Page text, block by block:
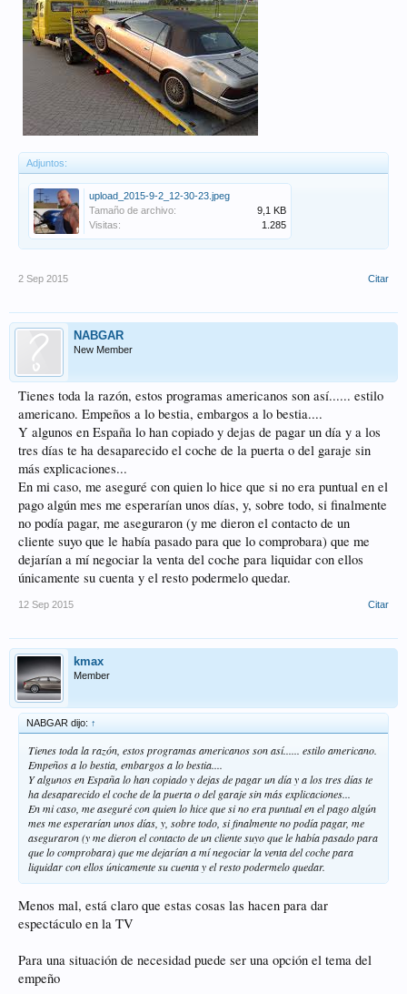
Adjuntos:
upload_2015-9-2_12-30-23.jpeg
Tamaño de archivo:
9,1 KB
Visitas:
1.285
2 Sep 2015 Citar
NABGAR
New Member
Tienes toda la razón, estos programas americanos son así...... estilo
americano. Empeños a lo bestia, embargos a lo bestia....
Y algunos en España lo han copiado y dejas de pagar un día y a los
tres días te ha desaparecido el coche de la puerta o del garaje sin
más explicaciones...
En mi caso, me aseguré con quien lo hice que si no era puntual en el
pago algún mes me esperarían unos días, y, sobre todo, si finalmente
no podía pagar, me aseguraron (y me dieron el contacto de un
cliente suyo que le había pasado para que lo comprobara) que me
dejarían a mí negociar la venta del coche para liquidar con ellos
únicamente su cuenta y el resto podermelo quedar.
12 Sep 2015 Citar
kmax
Member
NABGAR dijo: ↑
Tienes toda la razón, estos programas americanos son así...... estilo americano.
Empeños a lo bestia, embargos a lo bestia....
Y algunos en España lo han copiado y dejas de pagar un día y a los tres días te
ha desaparecido el coche de la puerta o del garaje sin más explicaciones...
En mi caso, me aseguré con quien lo hice que si no era puntual en el pago algún
mes me esperarían unos días, y, sobre todo, si finalmente no podía pagar, me
aseguraron (y me dieron el contacto de un cliente suyo que le había pasado para
que lo comprobara) que me dejarían a mí negociar la venta del coche para
liquidar con ellos únicamente su cuenta y el resto podermelo quedar.
Menos mal, está claro que estas cosas las hacen para dar
espectáculo en la TV
Para una situación de necesidad puede ser una opción el tema del
empeño